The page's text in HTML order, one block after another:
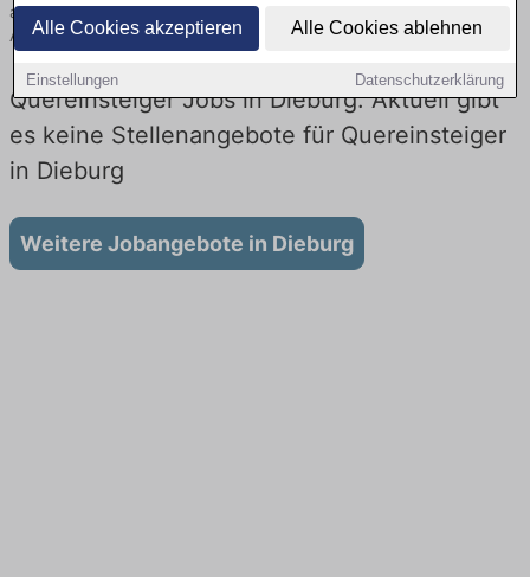
Alle Cookies akzeptieren Alle Cookies ablehnen
Einstellungen Datenschutzerklärung
aktuellsten Angebote. Entdecken Sie freie Optionen von Top-
Arbeitgebern und bewerben Sie sich noch heute.
Quereinsteiger Jobs in Dieburg: Aktuell gibt
es keine Stellenangebote für Quereinsteiger
in Dieburg
Weitere Jobangebote in Dieburg